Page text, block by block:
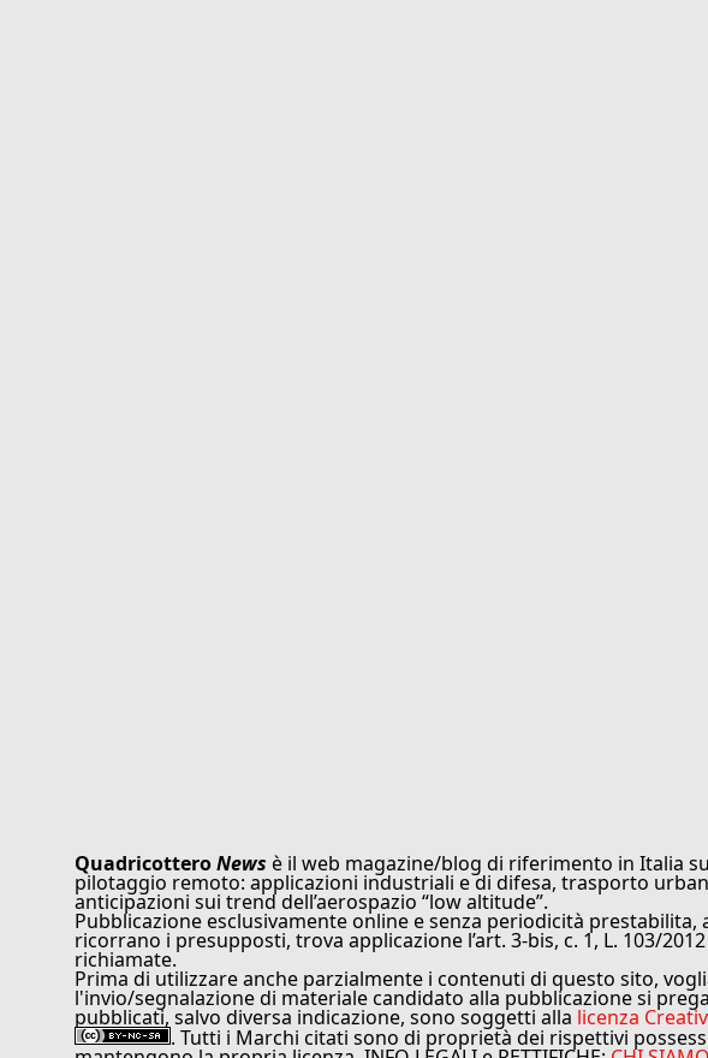
QuadricotteroNews è il web magazine/blog di riferimento in Italia
pilotaggio remoto: applicazioni industriali e di difesa, trasporto
anticipazioni sui trend dell’aerospazio “low altitude”.
Pubblicazione esclusivamente online e senza periodicità
ricorrano i presupposti, trova applicazione l’art. 3-bis, c. 1, L. 103/
richiamate.
Prima di utilizzare anche parzialmente i contenuti di questo sito,
l'invio/segnalazione di materiale candidato alla pubblicazione si
pubblicati, salvo diversa indicazione, sono soggetti alla licenza
. Tutti i Marchi citati sono di proprietà dei rispettivi